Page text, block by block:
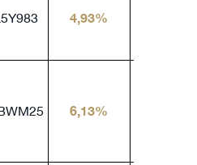
4,93%
6,13%